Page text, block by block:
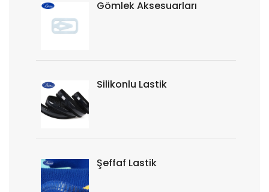
Gömlek Aksesuarları
Silikonlu Lastik
Şeffaf Lastik